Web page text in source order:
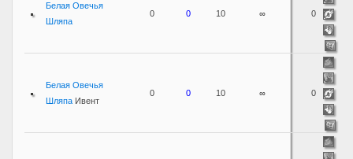
Белая Овечья
Шляпа
0 0 10 ∞ 0
Белая Овечья
Шляпа Ивент
0 0 10 ∞ 0